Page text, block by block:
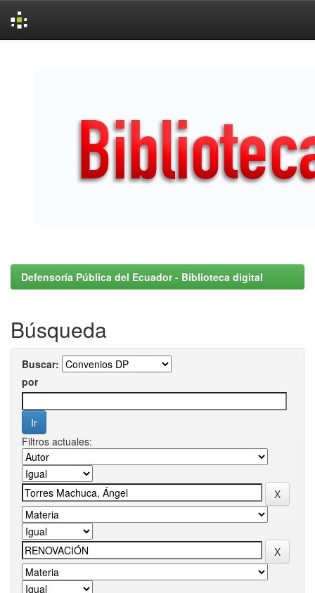
Defensoría Pública del Ecuador - Biblioteca digital
Búsqueda
Buscar:
por
Filtros actuales: